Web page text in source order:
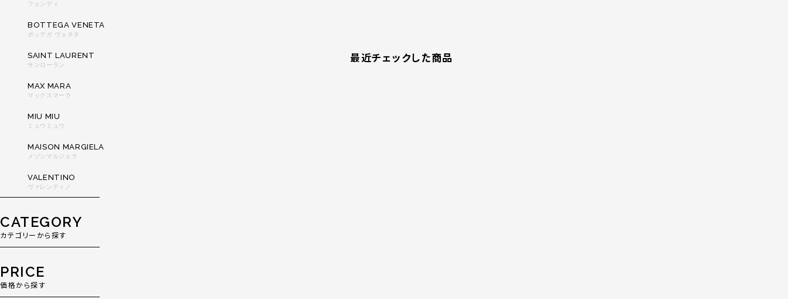
フェンディ
BOTTEGA VENETA
ボッテガ ヴェネタ
SAINT LAURENT
サンローラン
MAX MARA
マックスマーラ
MIU MIU
ミュウミュウ
MAISON MARGIELA
メゾンマルジェラ
VALENTINO
ヴァレンティノ
CATEGORY
カテゴリーから探す
PRICE
価格から探す
最近チェックした商品